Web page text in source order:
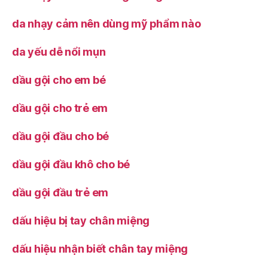
da nhạy cảm nên dùng mỹ phẩm nào
da yếu dễ nổi mụn
dầu gội cho em bé
dầu gội cho trẻ em
dầu gội đầu cho bé
dầu gội đầu khô cho bé
dầu gội đầu trẻ em
dấu hiệu bị tay chân miệng
dấu hiệu nhận biết chân tay miệng